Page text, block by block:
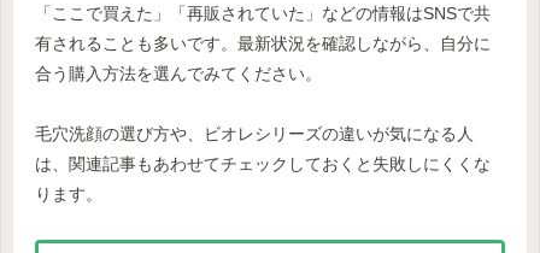
「ここで買えた」「再販されていた」などの情報はSNSで共
有されることも多いです。最新状況を確認しながら、自分に
合う購入方法を選んでみてください。
毛穴洗顔の選び方や、ビオレシリーズの違いが気になる人
は、関連記事もあわせてチェックしておくと失敗しにくくな
ります。